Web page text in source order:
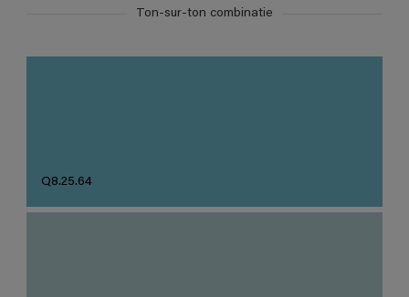
Ton-sur-ton combinatie
Q8.25.64